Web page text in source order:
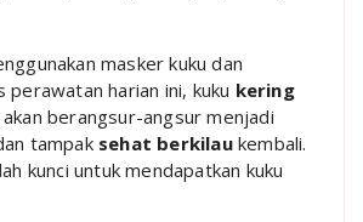
masker kuku dan
perawatan harian ini, kuku kering
berangsur-angsur menjadi
tampak sehat berkilaukembali.
kunci untuk mendapatkan kuku